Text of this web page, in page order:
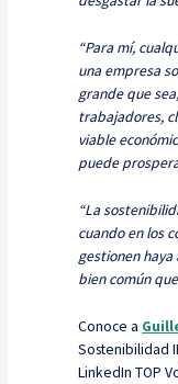
“Para mí,
una empresa
grande que
trabajadores,
viable
puede
“La
cuando en los
gestionen
bien común
Conoce a
Sostenibilidad
LinkedIn TOP